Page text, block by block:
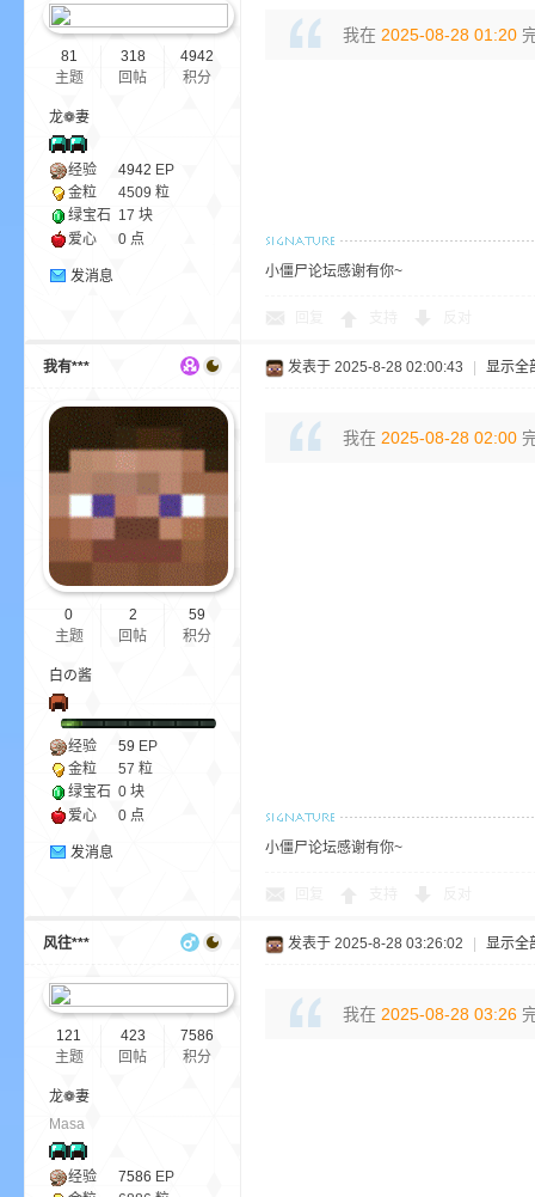
81
主题
318
回帖
4942
积分
龙❁妻
经验 4942 EP
金粒
4509 粒
绿宝石 17 块
爱心
0 点
发消息
我在 2025-08-28 01:20
小僵尸论坛感谢有你~
我有***
0
主题
2
回帖
59
积分
白の酱
经验 59 EP
金粒
57 粒
绿宝石 0 块
爱心
0 点
发消息
发表于 2025-8-28 02:00:43 显示全
我在 2025-08-28 02:00
小僵尸论坛感谢有你~
风往***
121
主题
423
回帖
7586
积分
龙❁妻
Masa
经验 7586 EP
发表于 2025-8-28 03:26:02 显示全
我在 2025-08-28 03:26